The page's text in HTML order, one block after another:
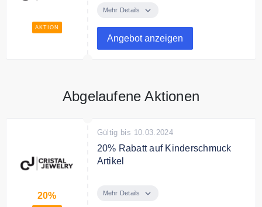
AKTION
bei Cristal Jewelry
Mehr Details
Angebot anzeigen
Abgelaufene Aktionen
20%
Gültig bis 10.03.2024
20% Rabatt auf Kinderschmuck
Artikel
um 20% Reduziert.
Mehr Details